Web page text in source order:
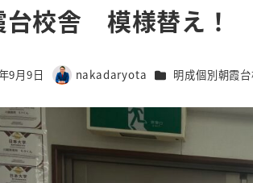
台校舎 模様替え！
9月9日
著
者
nakadaryota カテゴリー
明成個別朝霞